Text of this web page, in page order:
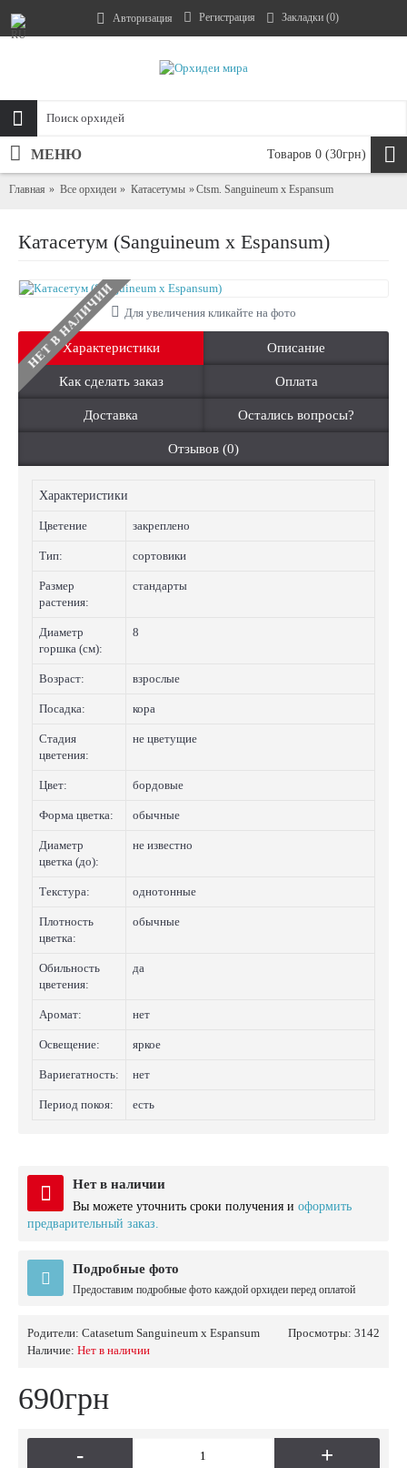
Авторизация Регистрация Закладки (0)
Товаров 0 (30грн)
МЕНЮ
Главная Все орхидеи Катасетумы Ctsm. Sanguineum x Espansum
Катасетум (Sanguineum x Espansum)
НЕТ В НАЛИЧИИ Для увеличения кликайте на фото
Характеристики Описание
Как сделать заказ Оплата
Доставка Остались вопросы?
Отзывов (0)
Характеристики
Цветение закреплено
Тип: сортовики
Размер
растения:
стандарты
Диаметр
горшка (см):
8
Возраст: взрослые
Посадка: кора
Стадия
цветения:
не цветущие
Цвет: бордовые
Форма цветка: обычные
Диаметр
цветка (до):
не известно
Текстура: однотонные
Плотность
цветка:
обычные
Обильность
цветения:
да
Аромат: нет
Освещение: яркое
Вариегатность: нет
Период покоя: есть
Нет в наличии
Вы можете уточнить сроки получения и оформить
предварительный заказ.
Подробные фото
Предоставим подробные фото каждой орхидеи перед оплатой
Просмотры: 3142
Родители: Catasetum Sanguineum x Espansum
Наличие: Нет в наличии
690грн
- +